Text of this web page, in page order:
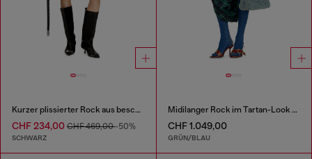
Kurzer plissierter Rock aus beschichtetem Anzugstoff
CHF 234,00 CHF 469,00-50%
SCHWARZ
Midilanger Rock im Tartan-Look mit Spitzenbesatz
CHF 1.049,00
GRÜN/BLAU